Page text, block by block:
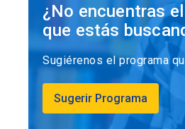
¿No encuentras
que estás
Sugiérenos el programa
Sugerir Programa